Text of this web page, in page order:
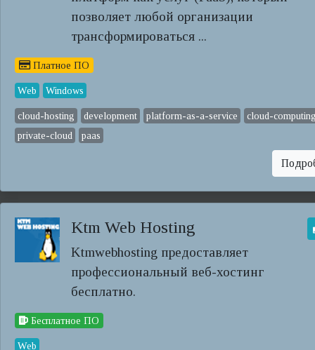
позволяет любой организации
трансформироваться ...
Платное ПО
Web Windows
cloud-hosting development platform-as-a-service
cloud-
private-cloud
paas
Ktm Web Hosting
Ktmwebhosting предоставляет
профессиональный веб-хостинг
бесплатно.
Бесплатное ПО
Web